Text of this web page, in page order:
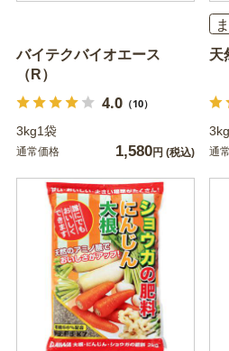
バイテクバイオエース
（R）
4.0（10）
3kg1袋
通常価格 1,580円 (税込)
天
通